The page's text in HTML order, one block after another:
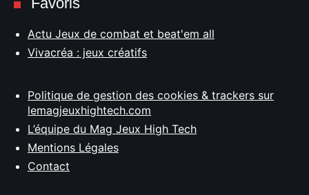
Actu Jeux de combat et beat'em all
Vivacréa : jeux créatifs
Politique de gestion des cookies & trackers sur
lemagjeuxhightech.com
L’équipe du Mag Jeux High Tech
Mentions Légales
Contact